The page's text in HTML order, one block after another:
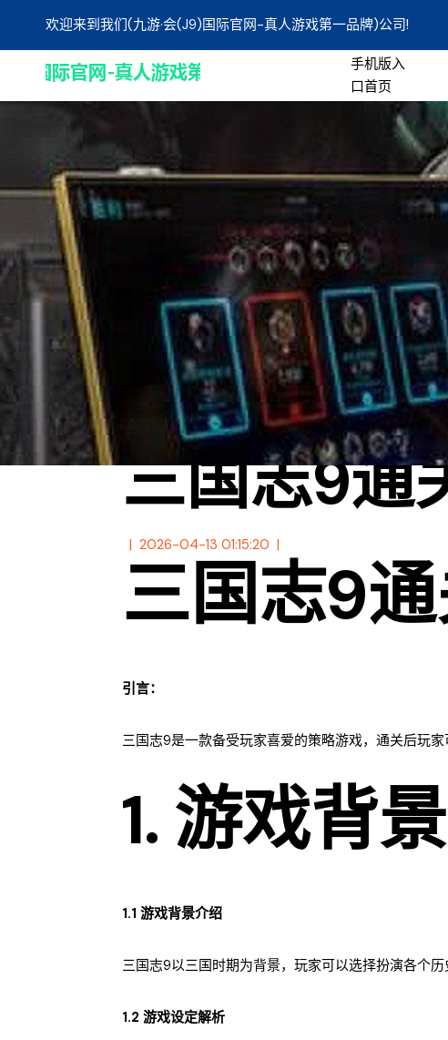
欢迎来到我们(九游·会(J9)国际官网-真人游戏第一品牌)公司!
手机版入
口首页
三国志9通
2026-04-13 01:15:20
三国志9
引言：
三国志9是一款备受玩家喜爱的策略游戏，通关后玩
1. 游戏背
1.1 游戏背景介绍
三国志9以三国时期为背景，玩家可以选择扮演各个
1.2 游戏设定解析